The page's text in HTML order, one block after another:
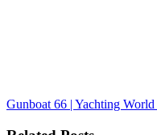
Gunboat 66 | Yachting World